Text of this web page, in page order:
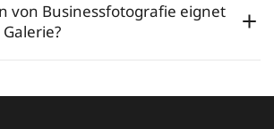
von Businessfotografie eignet